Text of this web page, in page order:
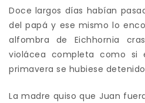
Doce largos días habían
del papá y ese mismo lo
alfombra de Eichhornia
violácea completa como
primavera se hubiese
La madre quiso que Juan